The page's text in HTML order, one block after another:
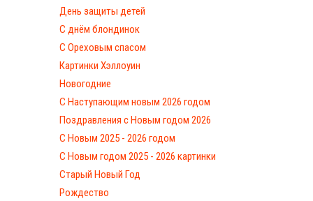
День защиты детей
С днём блондинок
С Ореховым спасом
Картинки Хэллоуин
Новогодние
С Наступающим новым 2026 годом
Поздравления с Новым годом 2026
С Новым 2025 - 2026 годом
C Новым годом 2025 - 2026 картинки
Старый Новый Год
Рождество